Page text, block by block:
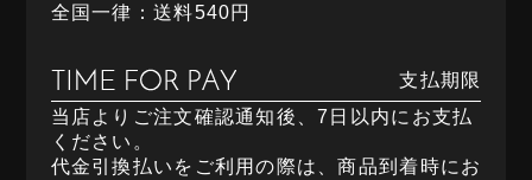
全国一律：送料540円
支払期限
当店よりご注文確認通知後、7日以内にお支払
ください。
代金引換払いをご利用の際は、商品到着時にお